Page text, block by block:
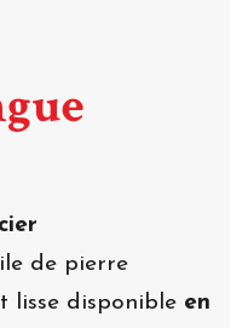
de pierre
lisse disponible en